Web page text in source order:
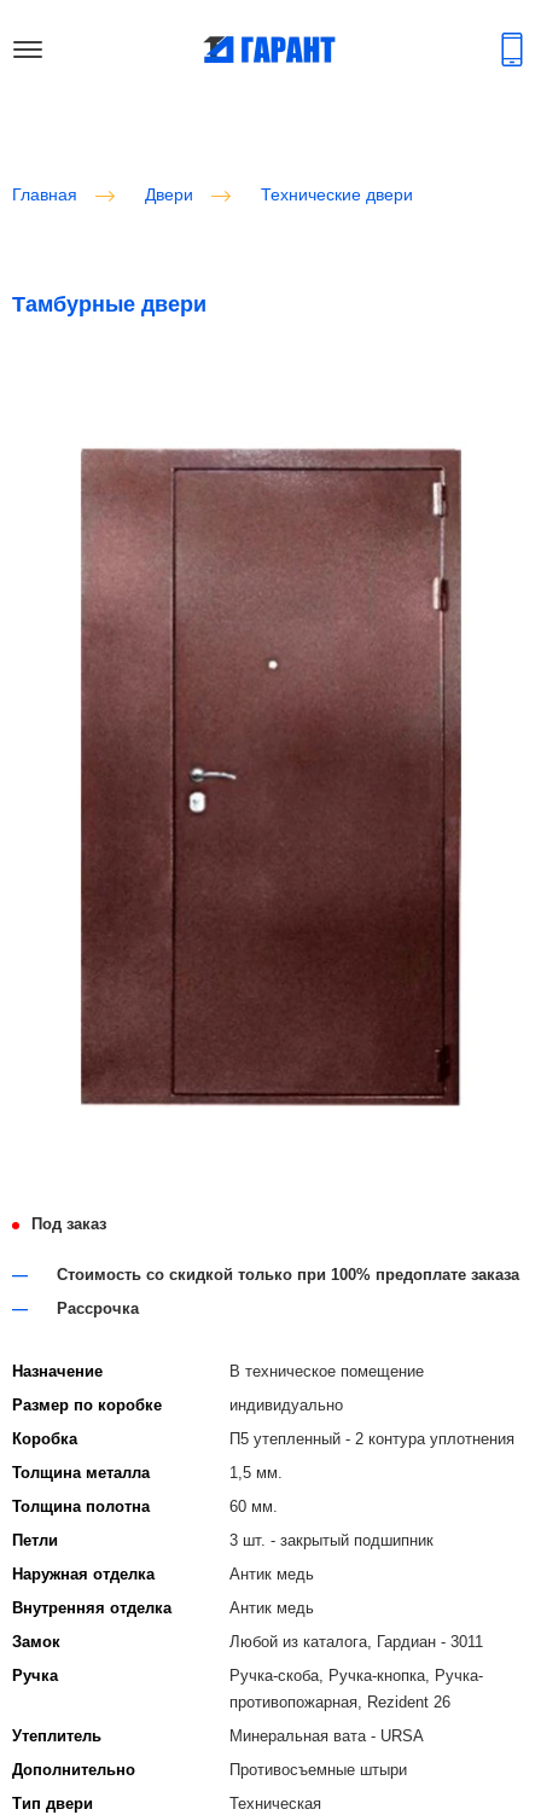
Главная Двери Технические двери
Тамбурные двери
Под заказ
Стоимость со скидкой только при 100% предоплате заказа
Рассрочка
Назначение
В техническое помещение
Размер по коробке
индивидуально
Коробка
П5 утепленный - 2 контура уплотнения
Толщина металла
1,5 мм.
Толщина полотна
60 мм.
Петли
3 шт. - закрытый подшипник
Наружная отделка
Антик медь
Внутренняя отделка
Антик медь
Замок
Любой из каталога, Гардиан - 3011
Ручка
Ручка-скоба, Ручка-кнопка, Ручка-
противопожарная, Rezident 26
Утеплитель
Минеральная вата - URSA
Дополнительно
Противосъемные штыри
Тип двери
Техническая